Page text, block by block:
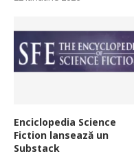
Enciclopedia Science
Fiction lansează un
Substack